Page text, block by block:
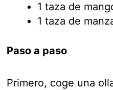
1 taza de
1 taza de
Paso a paso
Primero, coge una